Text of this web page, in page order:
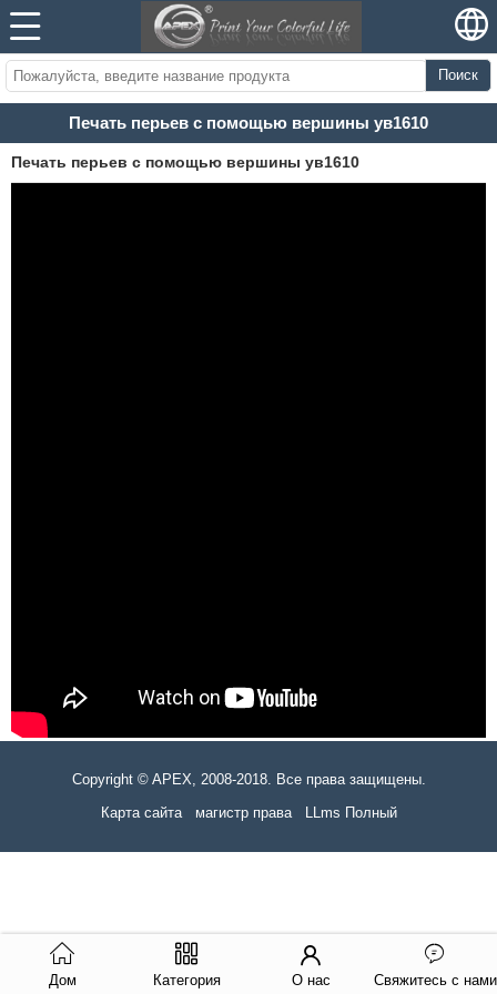
Поиск
Печать перьев с помощью вершины ув1610
Печать перьев с помощью вершины ув1610
Copyright © APEX, 2008-2018. Все права защищены.
Карта сайта
магистр права LLms Полный
Дом Категория О нас Свяжитесь с нами